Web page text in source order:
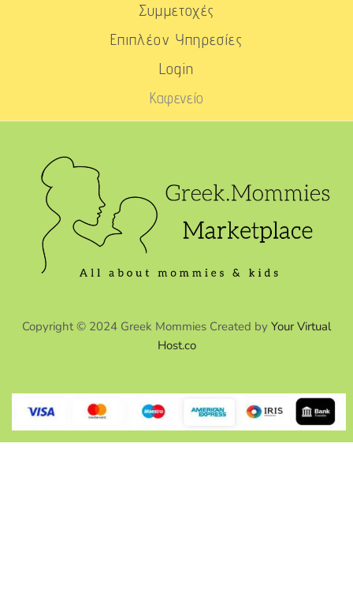
Συμμετοχές
Επιπλέον Υπηρεσίες
Login
Καφενείο
Copyright © 2024 Greek Mommies Created by Your Virtual
Host.co